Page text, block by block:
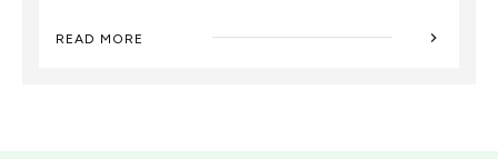
READ MORE